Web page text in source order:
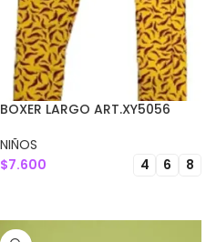
BOXER LARGO ART.XY5056
NIÑOS
$7.600 4 6 8